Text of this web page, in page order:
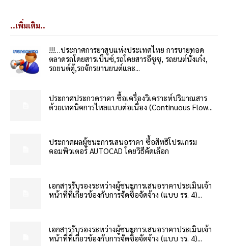
..เพิ่มเติม..
!!!…ประกาศการยาสูบแห่งประเทศไทย การขายทอด
ตลาดรถโดยสารเบ็นซ์,รถโดยสารอีซูซุ, รถยนต์นั่งเก๋ง,
รถยนต์ตู้,รถจักรยานยนต์และ...
ประกาศประกวดราคา ซื้อเครื่องวิเคราะห์ปริมาณสาร
ด้วยเทคนิคการไหลแบบต่อเนื่อง (Continuous Flow...
ประกาศผลผู้ชนะการเสนอราคา ซื้อสิทธิโปรแกรม
คอมพิวเตอร์ AUTOCAD โดยวิธีคัดเลือก
เอกสารรับรองระหว่างผู้ชนะการเสนอราคาประเมินเจ้า
หน้าที่ที่เกี่ยวข้องกับการจัดซื้อจัดจ้าง (แบบ รร. 4)...
เอกสารรับรองระหว่างผู้ชนะการเสนอราคาประเมินเจ้า
หน้าที่ที่เกี่ยวข้องกับการจัดซื้อจัดจ้าง (แบบ รร. 4)...